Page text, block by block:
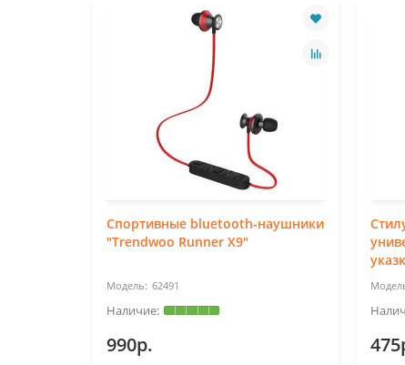
Спортивные bluetooth-наушники
"Trendwoo Runner X9"
62491
990р.